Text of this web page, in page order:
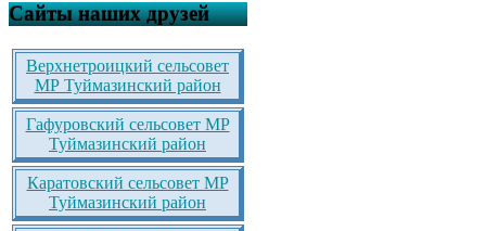
Сайты наших друзей
Верхнетроицкий сельсовет
МР Туймазинский район
Гафуровский сельсовет МР
Туймазинский район
Каратовский сельсовет МР
Туймазинский район